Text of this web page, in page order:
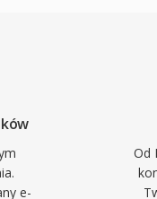
e-
Od